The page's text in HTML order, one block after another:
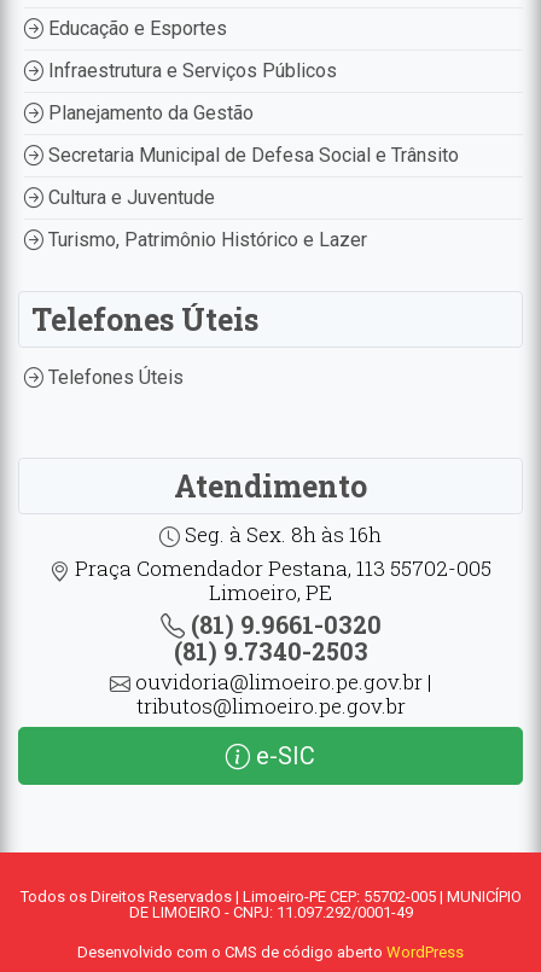
Educação e Esportes
Infraestrutura e Serviços Públicos
Planejamento da Gestão
Secretaria Municipal de Defesa Social e Trânsito
Cultura e Juventude
Turismo, Patrimônio Histórico e Lazer
Telefones Úteis
Telefones Úteis
Atendimento
Seg. à Sex. 8h às 16h
Praça Comendador Pestana, 113 55702-005
Limoeiro, PE
(81) 9.9661-0320
(81) 9.7340-2503
ouvidoria@limoeiro.pe.gov.br |
tributos@limoeiro.pe.gov.br
e-SIC
Todos os Direitos Reservados | Limoeiro-PE CEP: 55702-005 | MUNICÍPIO
DE LIMOEIRO - CNPJ: 11.097.292/0001-49
Desenvolvido com o CMS de código aberto WordPress